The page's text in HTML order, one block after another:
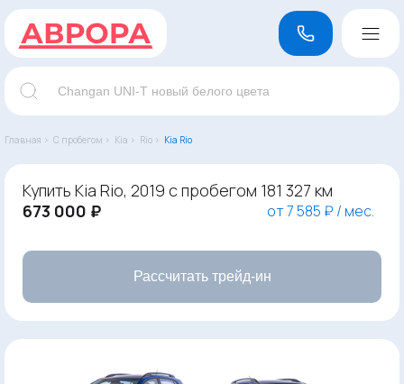
Главная › С пробегом › Kia › Rio › Kia Rio
Купить Kia Rio, 2019 с пробегом 181 327 км
673 000 ₽
от 7 585 ₽ / мес.
Рассчитать трейд-ин